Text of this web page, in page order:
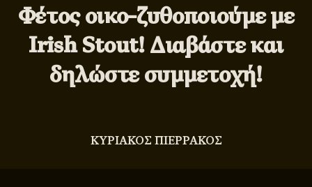
Φέτος οικο-ζυθοποιούμε με
Irish Stout! Διαβάστε και
δηλώστε συμμετοχή!
ΚΥΡΙΑΚΟΣ ΠΙΕΡΡΑΚΟΣ